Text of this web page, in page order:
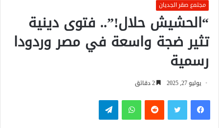
مجتمع صقر الجديان
“الحشيش حلال!”.. فتوى دينية
تثير ضجة واسعة في مصر وردودا
رسمية
يوليو 27, 2025
فيسبوكتويتر واتساب تيلقرام